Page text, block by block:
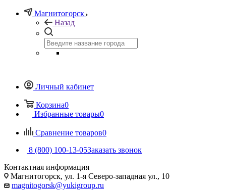
Магнитогорск
Назад
Личный кабинет
Корзина0
Избранные товары0
Сравнение товаров0
8 (800) 100-13-05Заказать звонок
Контактная информация
Магнитогорск, ул. 1-я Северо-западная ул., 10
magnitogorsk@yukigroup.ru